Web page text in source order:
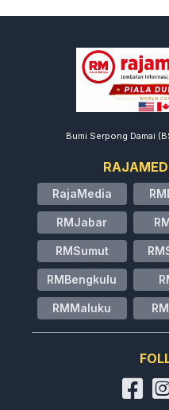
Bumi Serpong Damai
RajaMedia
RMJabar
RMSumut
RMBengkulu
RMMaluku